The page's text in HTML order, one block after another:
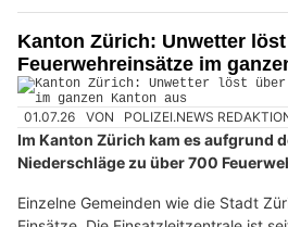
Kanton Zürich: Unwetter
Feuerwehreinsätze im
01.07.26 VON POLIZEI.NEWS
Im Kanton Zürich kam es aufgrund
Niederschläge zu über 700
Einzelne Gemeinden wie die Stadt